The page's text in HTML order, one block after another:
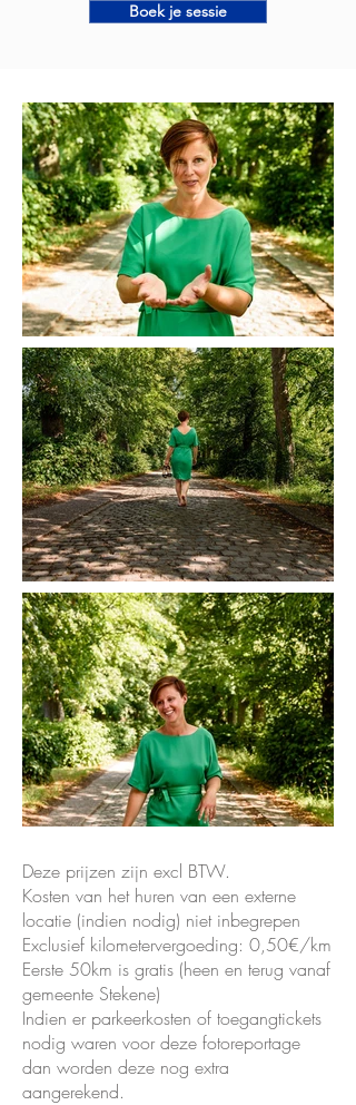
Boek je sessie
Deze prijzen zijn excl BTW.
Kosten van het huren van een externe
locatie (indien nodig) niet inbegrepen
Exclusief kilometervergoeding: 0,50€/km
Eerste 50km is gratis (heen en terug vanaf
gemeente Stekene)
Indien er parkeerkosten of toegangtickets
nodig waren voor deze fotoreportage
dan worden deze nog extra
aangerekend.